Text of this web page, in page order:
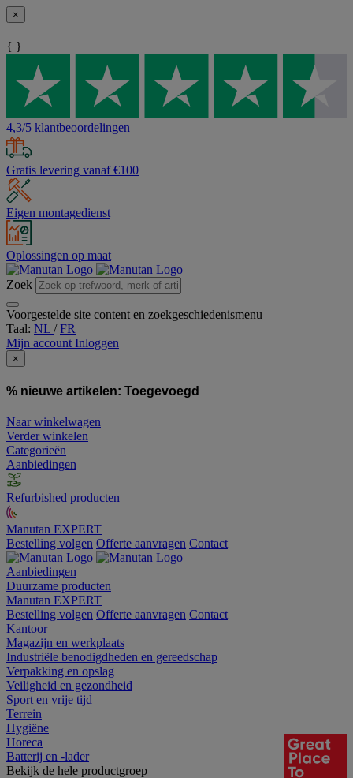
×
{ }
4,3/5 klantbeoordelingen
Gratis levering vanaf €100
Eigen montagedienst
Oplossingen op maat
Zoek
Voorgestelde site content en zoekgeschiedenismenu
Taal: NL /FR
Mijn account Inloggen
×
% nieuwe artikelen: Toegevoegd
Naar winkelwagen
Verder winkelen
Categorieën
Aanbiedingen
Refurbished producten
Manutan EXPERT
Bestelling volgen Offerte aanvragen Contact
Aanbiedingen
Duurzame producten
Manutan EXPERT
Bestelling volgen Offerte aanvragen Contact
Kantoor
Magazijn en werkplaats
Industriële benodigdheden en gereedschap
Verpakking en opslag
Veiligheid en gezondheid
Sport en vrije tijd
Terrein
Hygiëne
Horeca
Batterij en -lader
Bekijk de hele productgroep